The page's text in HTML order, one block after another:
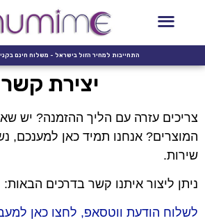
התחייבות למחיר הזול בישראל - משלוח חינם בקנייה
יצירת קשר
צריכים עזרה עם הליך ההזמנה? יש
המוצרים? אנחנו תמיד כאן למענכם,
שירות.
ניתן ליצור איתנו קשר בדרכים הבאות:
לשלוח הודעת ווטסאפ, לחצו כאן